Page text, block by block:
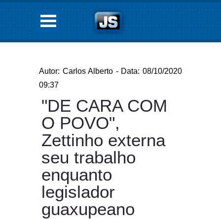
Autor: Carlos Alberto - Data: 08/10/2020
09:37
"DE CARA COM
O POVO",
Zettinho externa
seu trabalho
enquanto
legislador
guaxupeano